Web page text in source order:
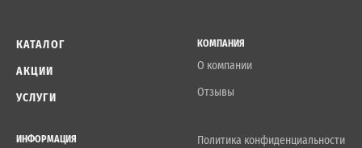
КАТАЛОГ
АКЦИИ
УСЛУГИ
КОМПАНИЯ
О компании
Отзывы
ИНФОРМАЦИЯ
Политика конфиденциальности